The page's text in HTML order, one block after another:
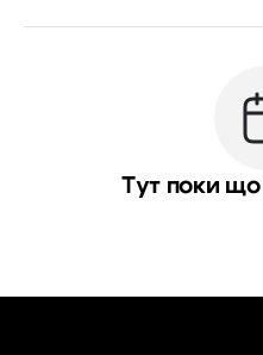
Тут поки що